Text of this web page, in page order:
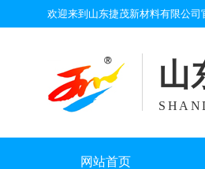
欢迎来到山东捷茂新材料有限公司
山
网站首页